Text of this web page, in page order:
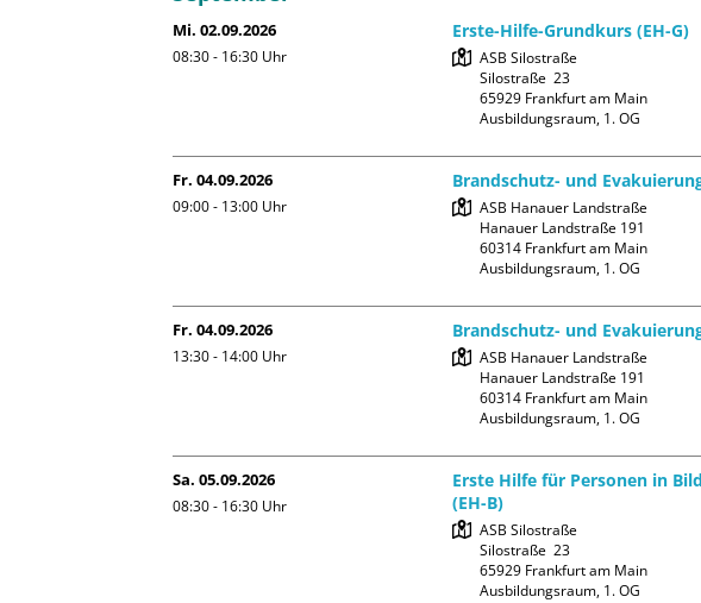
Mi. 02.09.2026
08:30 - 16:30 Uhr
Erste-Hilfe-Grundkurs (EH-G)
ASB Silostraße
Silostraße  23
65929 Frankfurt am Main
Ausbildungsraum, 1. OG
Fr. 04.09.2026
09:00 - 13:00 Uhr
Brandschutz- und
ASB Hanauer Landstraße
Hanauer Landstraße 191
60314 Frankfurt am Main
Ausbildungsraum, 1. OG
Fr. 04.09.2026
13:30 - 14:00 Uhr
Brandschutz- und
ASB Hanauer Landstraße
Hanauer Landstraße 191
60314 Frankfurt am Main
Ausbildungsraum, 1. OG
Sa. 05.09.2026
08:30 - 16:30 Uhr
Erste Hilfe für Personen in
(EH-B)
ASB Silostraße
Silostraße  23
65929 Frankfurt am Main
Ausbildungsraum, 1. OG